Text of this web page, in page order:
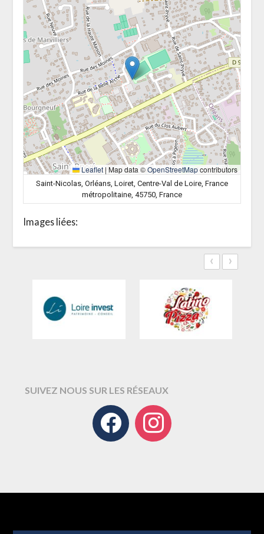
Leaflet | Map data ©OpenStreetMapcontributors
Saint-Nicolas, Orléans, Loiret, Centre-Val de Loire, France
métropolitaine, 45750, France
Images liées:
‹ ›
SUIVEZ NOUS SUR LES RÉSEAUX